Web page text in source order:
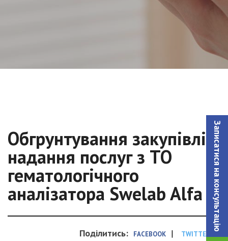
Записатися на консультацiю
Обгрунтування закупівлі з
надання послуг з ТО
гематологічного
аналізатора Swelab Alfa
Поділитись: FACEBOOK | TWITTER